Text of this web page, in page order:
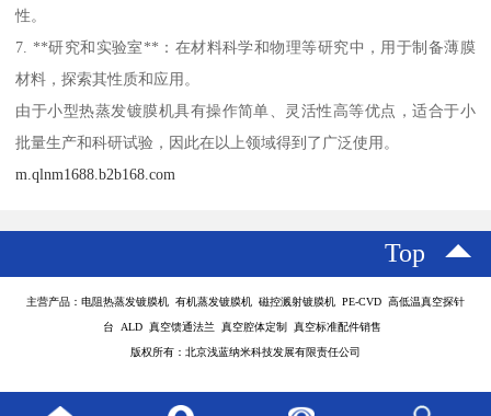
性。
7. **研究和实验室**：在材料科学和物理等研究中，用于制备薄膜
材料，探索其性质和应用。
由于小型热蒸发镀膜机具有操作简单、灵活性高等优点，适合于小
批量生产和科研试验，因此在以上领域得到了广泛使用。
m.qlnm1688.b2b168.com
Top
主营产品：电阻热蒸发镀膜机 有机蒸发镀膜机 磁控溅射镀膜机 PE-CVD 高低温真空探针
台 ALD 真空馈通法兰 真空腔体定制 真空标准配件销售
版权所有：北京浅蓝纳米科技发展有限责任公司